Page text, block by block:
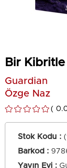
Bir
Guardian
Özge Naz
Stok Kodu
Barkod :
Yayın Evi